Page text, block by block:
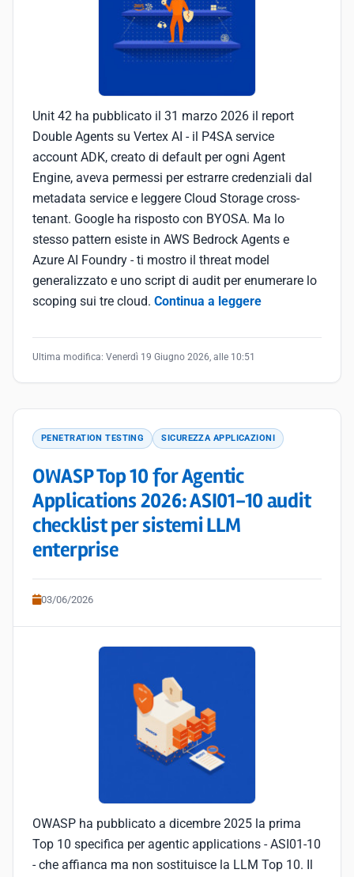
Unit 42 ha pubblicato il 31 marzo 2026 il report
Double Agents su Vertex AI - il P4SA service
account ADK, creato di default per ogni Agent
Engine, aveva permessi per estrarre credenziali dal
metadata service e leggere Cloud Storage cross-
tenant. Google ha risposto con BYOSA. Ma lo
stesso pattern esiste in AWS Bedrock Agents e
Azure AI Foundry - ti mostro il threat model
generalizzato e uno script di audit per enumerare lo
scoping sui tre cloud. Continua a leggere
Ultima modifica: Venerdì 19 Giugno 2026, alle 10:51
PENETRATION TESTING SICUREZZA APPLICAZIONI
OWASP Top 10 for Agentic
Applications 2026: ASI01-10 audit
checklist per sistemi LLM
enterprise
03/06/2026
OWASP ha pubblicato a dicembre 2025 la prima
Top 10 specifica per agentic applications - ASI01-10
- che affianca ma non sostituisce la LLM Top 10. Il